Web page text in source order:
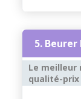
5.
Le meilleur
qualité-prix